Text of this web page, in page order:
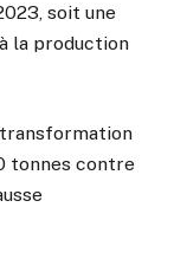
soit une
la production
transformation
tonnes contre